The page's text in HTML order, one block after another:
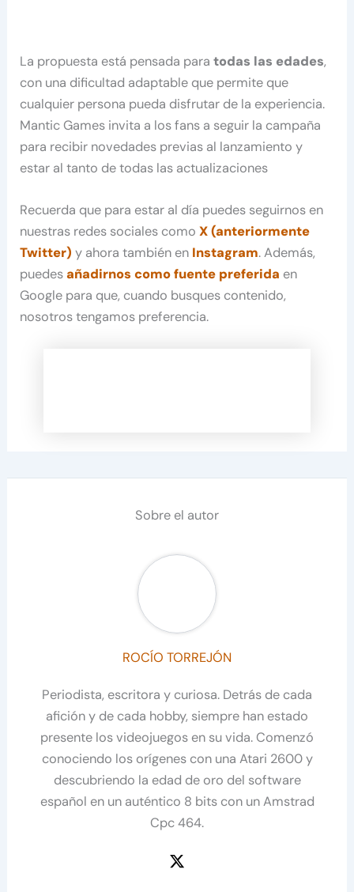
La propuesta está pensada paratodas las edades,
con una dificultad adaptable que permite que
cualquier persona pueda disfrutar de la experiencia.
Mantic Games invita a los fans a seguir la campaña
para recibir novedades previas al lanzamiento y
estar al tanto de todas las actualizaciones
Recuerda que para estar al día puedes seguirnos en
nuestras redes sociales comoX (anteriormente
Twitter) y ahora también en Instagram. Además,
puedesañadirnos como fuente preferida en
Google para que, cuando busques contenido,
nosotros tengamos preferencia.
Sobre el autor
ROCÍO TORREJÓN
Periodista, escritora y curiosa. Detrás de cada
afición y de cada hobby, siempre han estado
presente los videojuegos en su vida. Comenzó
conociendo los orígenes con una Atari 2600 y
descubriendo la edad de oro del software
español en un auténtico 8 bits con un Amstrad
Cpc 464.